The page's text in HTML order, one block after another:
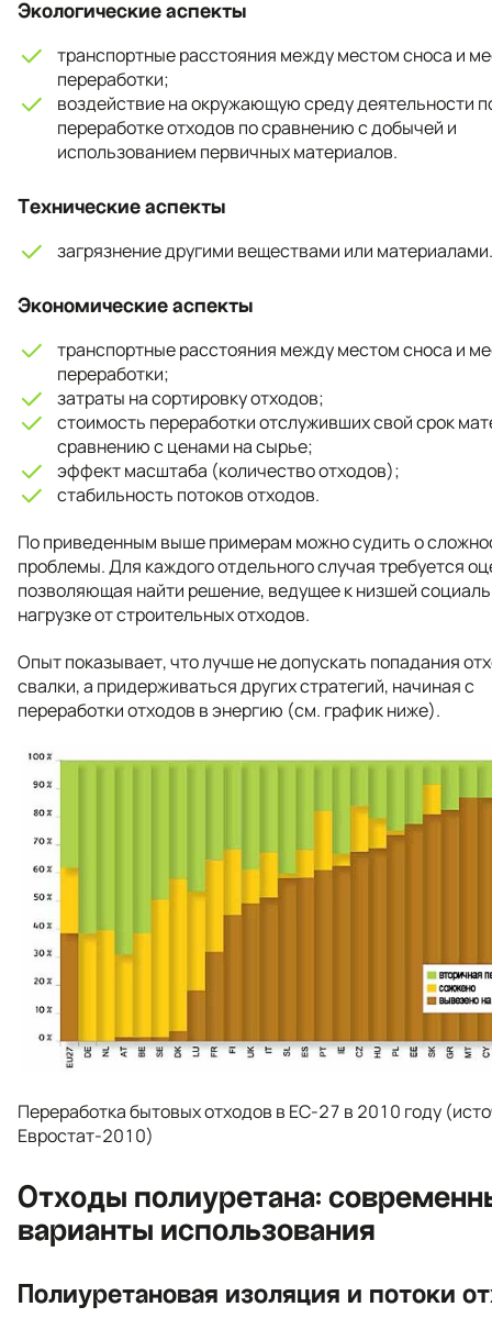
Экологические аспекты
транспортные расстояния между местом сноса и
переработки;
воздействие на окружающую среду деятельности
переработке отходов по сравнению с добычей и
использованием первичных материалов.
Технические аспекты
загрязнение другими веществами или материалами.
Экономические аспекты
транспортные расстояния между местом сноса и
переработки;
затраты на сортировку отходов;
стоимость переработки отслуживших свой срок
сравнению с ценами на сырье;
эффект масштаба (количество отходов);
стабильность потоков отходов.
По приведенным выше примерам можно судить о
проблемы. Для каждого отдельного случая требуется
позволяющая найти решение, ведущее к низшей
нагрузке от строительных отходов.
Опыт показывает, что лучше не допускать попадания
свалки, а придерживаться других стратегий, начиная с
переработки отходов в энергию (см. график ниже).
Переработка бытовых отходов в ЕС-27 в 2010 году
Евростат-2010)
Отходы полиуретана:
варианты использования
Полиуретановая изоляция и потоки